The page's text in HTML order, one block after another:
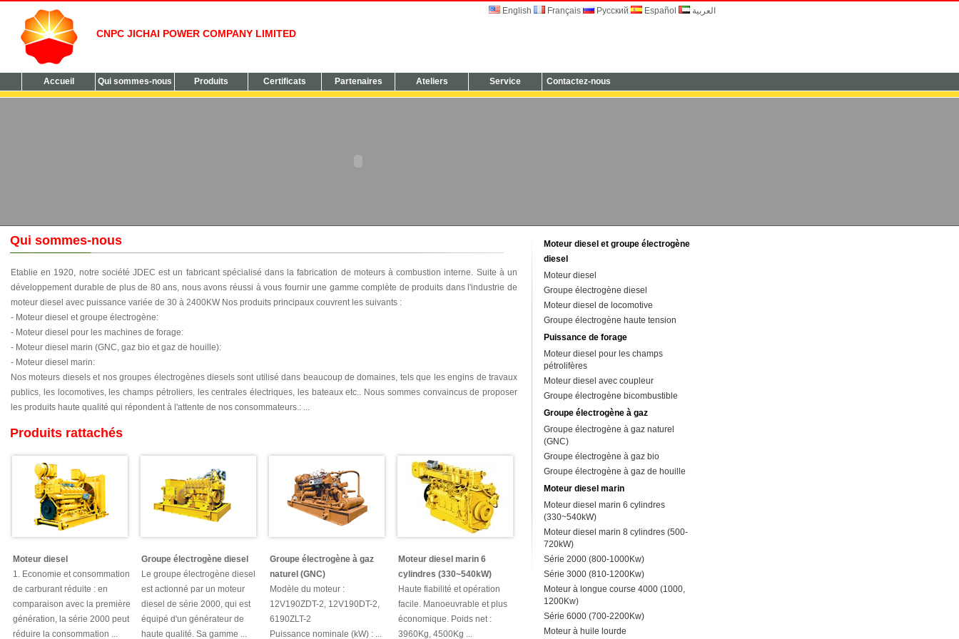
CNPC JICHAI POWER COMPANY LIMITED
English Français Русский Español العربية
Accueil Qui sommes-nous Produits Certificats Partenaires Ateliers Service Contactez-nous
Qui sommes-nous
Etablie en 1920, notre société JDEC est un fabricant spécialisé dans la fabrication de moteurs à combustion interne. Suite à un
développement durable de plus de 80 ans, nous avons réussi à vous fournir une gamme complète de produits dans l'industrie de
moteur diesel avec puissance variée de 30 à 2400KW Nos produits principaux couvrent les suivants :
- Moteur diesel et groupe électrogène:
- Moteur diesel pour les machines de forage:
- Moteur diesel marin (GNC, gaz bio et gaz de houille):
- Moteur diesel marin:
Nos moteurs diesels et nos groupes électrogènes diesels sont utilisé dans beaucoup de domaines, tels que les engins de travaux
publics, les locomotives, les champs pétroliers, les centrales électriques, les bateaux etc.. Nous sommes convaincus de proposer
les produits haute qualité qui répondent à l'attente de nos consommateurs.: ...
Produits rattachés
Moteur diesel
1. Economie et consommation
de carburant réduite : en
comparaison avec la première
génération, la série 2000 peut
réduire la consommation ...
Groupe électrogène diesel
Le groupe électrogène diesel
est actionné par un moteur
diesel de série 2000, qui est
équipé d'un générateur de
haute qualité. Sa gamme ...
Groupe électrogène à gaz
naturel (GNC)
Modèle du moteur :
12V190ZDT-2, 12V190DT-2,
6190ZLT-2
Puissance nominale (kW) : ...
Moteur diesel marin 6
cylindres (330~540kW)
Haute fiabilité et opération
facile. Manoeuvrable et plus
économique. Poids net :
3960Kg, 4500Kg ...
Moteur diesel et groupe électrogène
diesel
Moteur diesel
Groupe électrogène diesel
Moteur diesel de locomotive
Groupe électrogène haute tension
Puissance de forage
Moteur diesel pour les champs
pétrolifères
Moteur diesel avec coupleur
Groupe électrogène bicombustible
Groupe électrogène à gaz
Groupe électrogène à gaz naturel
(GNC)
Groupe électrogène à gaz bio
Groupe électrogène à gaz de houille
Moteur diesel marin
Moteur diesel marin 6 cylindres
(330~540kW)
Moteur diesel marin 8 cylindres (500-
720kW)
Série 2000 (800-1000Kw)
Série 3000 (810-1200Kw)
Moteur à longue course 4000 (1000,
1200Kw)
Série 6000 (700-2200Kw)
Moteur à huile lourde